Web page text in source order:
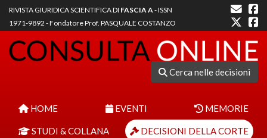
RIVISTA GIURIDICA SCIENTIFICA DI FASCIA A- ISSN
1971-9892 - Fondatore Prof. PASQUALE COSTANZO
Cerca nelle decisioni
HOME EVENTI MEMORIE
STUDI & COLLANA DECISIONI DELLA CORTE